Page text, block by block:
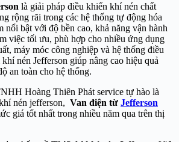
là giải pháp điều khiển khí nén chất
rộng rãi trong các hệ thống tự động hóa
nổi bật với độ bền cao, khả năng vận hành
việc tối ưu, phù hợp cho nhiều ứng dụng
máy móc công nghiệp và hệ thống điều
nén Jefferson giúp nâng cao hiệu quả
an toàn cho hệ thống.
Hoàng Thiên Phát service tự hào là
nén jefferson, Van điện từ Jefferson
giá tốt nhất trong nhiều năm qua trên thị